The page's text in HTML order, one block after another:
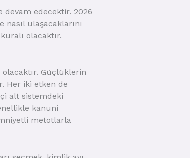
devam edecektir. 2026
ulaşacaklarını
olacaktır.
olacaktır. Güçlüklerin
Her iki etken de
alt sistemdeki
kanuni
metotlarla